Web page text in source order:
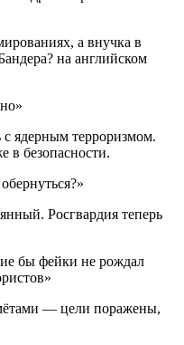
а внучка в
на английском
ядерным терроризмом.
безопасности.
Росгвардия теперь
бы фейки не рождал
— цели поражены,